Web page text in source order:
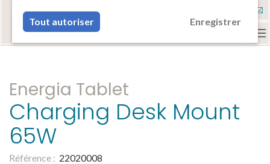
ou votre smartphone pour voir vos accessoires
compatibles.
Energia Tablet
Charging Desk Mount
65W
Référence : 22020008
Tout autoriser Enregistrer